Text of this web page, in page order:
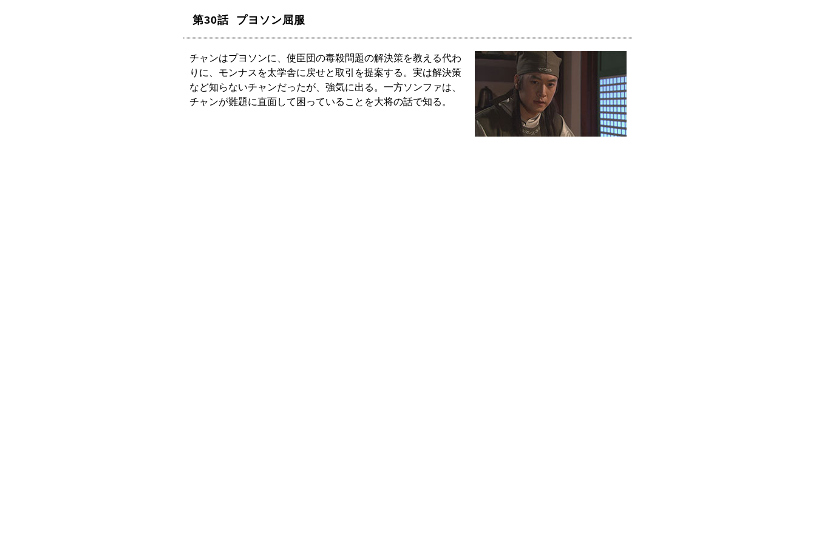
第30話 プヨソン屈服
チャンはプヨソンに、使臣団の毒殺問題の解決策を教える代わ
りに、モンナスを太学舎に戻せと取引を提案する。実は解決策
など知らないチャンだったが、強気に出る。一方ソンファは、
チャンが難題に直面して困っていることを大将の話で知る。